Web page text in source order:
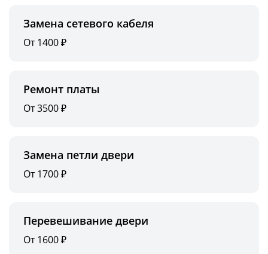
Замена сетевого кабеля
От 1400 ₽
Ремонт платы
От 3500 ₽
Замена петли двери
От 1700 ₽
Перевешивание двери
От 1600 ₽